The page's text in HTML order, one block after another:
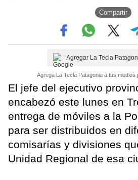
Compartir
Agregar La Tecla
Agrega La Tecla Patagonia a tus medios
El jefe del ejecutivo
encabezó este lunes en
entrega de móviles a la
para ser distribuidos en
comisarías y divisiones
Unidad Regional de esa